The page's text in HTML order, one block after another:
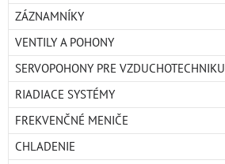
ZÁZNAMNÍKY
VENTILY A POHONY
SERVOPOHONY PRE VZDUCHOTECHNIKU
RIADIACE SYSTÉMY
FREKVENČNÉ MENIČE
CHLADENIE